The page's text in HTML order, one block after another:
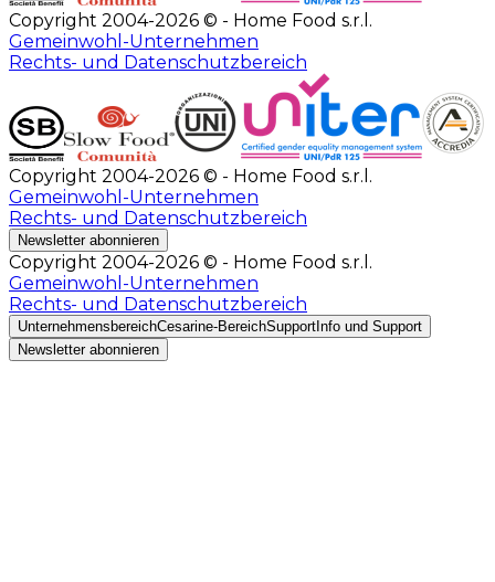
Copyright 2004-2026 © - Home Food s.r.l.
Gemeinwohl-Unternehmen
Rechts- und Datenschutzbereich
Copyright 2004-2026 © - Home Food s.r.l.
Gemeinwohl-Unternehmen
Rechts- und Datenschutzbereich
Newsletter abonnieren
Copyright 2004-2026 © - Home Food s.r.l.
Gemeinwohl-Unternehmen
Rechts- und Datenschutzbereich
UnternehmensbereichCesarine-BereichSupport Info und Support
Newsletter abonnieren